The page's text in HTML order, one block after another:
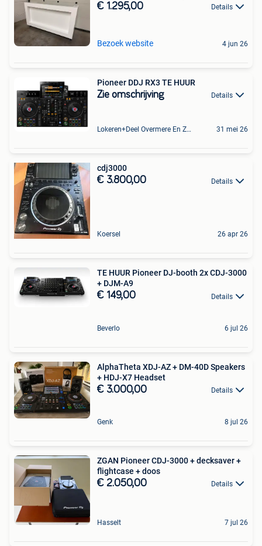
€ 1.295,00 Details
Bezoek website 4 jun 26
Pioneer DDJ RX3 TE HUUR
Zie omschrijving Details
Lokeren+Deel Overmere En Zele 31 mei 26
cdj3000
€ 3.800,00 Details
Koersel 26 apr 26
TE HUUR Pioneer DJ-booth 2x CDJ-3000
+ DJM-A9
€ 149,00 Details
Beverlo 6 jul 26
AlphaTheta XDJ-AZ + DM-40D Speakers
+ HDJ-X7 Headset
€ 3.000,00 Details
Genk 8 jul 26
ZGAN Pioneer CDJ-3000 + decksaver +
flightcase + doos
€ 2.050,00 Details
Hasselt 7 jul 26